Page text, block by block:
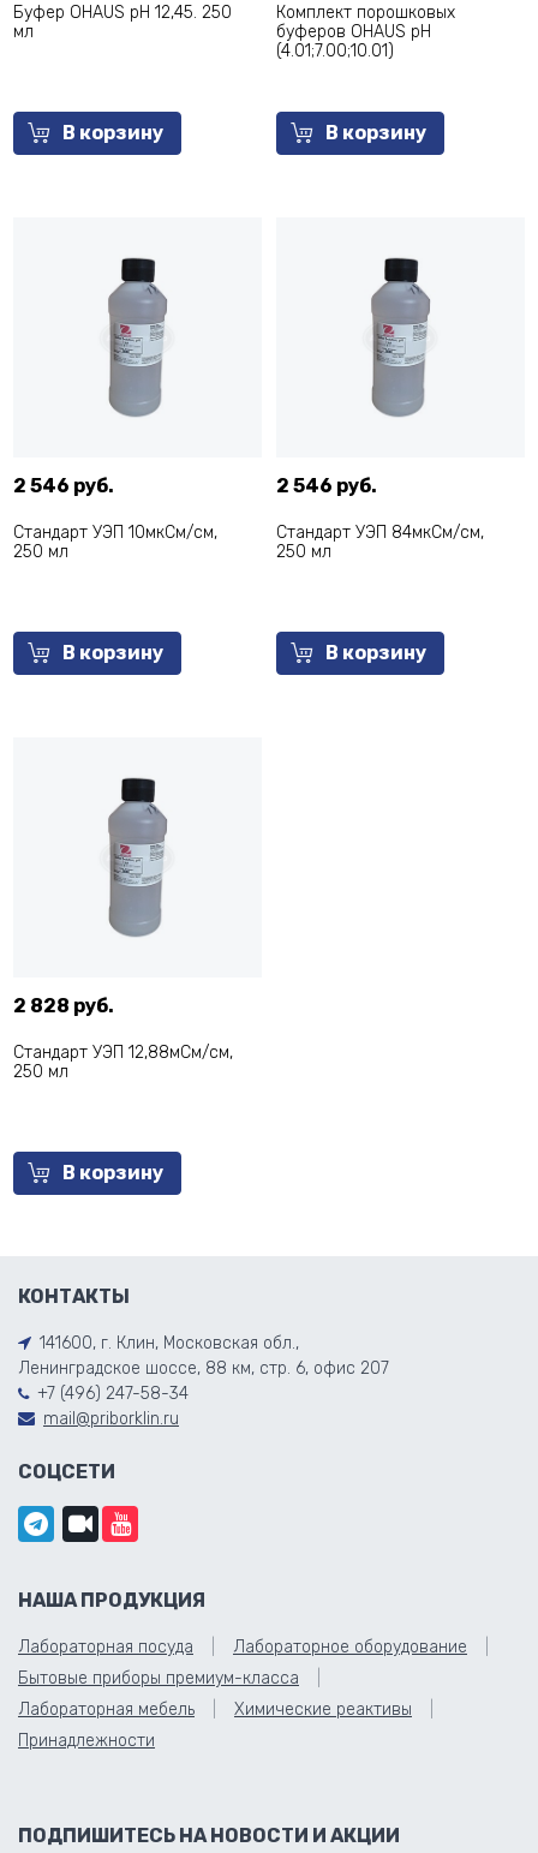
Буфер OHAUS pH 12,45. 250
мл
В корзину
Комплект порошковых
буферов OHAUS pH
(4.01;7.00;10.01)
В корзину
2 546 руб.
Стандарт УЭП 10мкСм/см,
250 мл
В корзину
2 546 руб.
Стандарт УЭП 84мкСм/см,
250 мл
В корзину
2 828 руб.
Стандарт УЭП 12,88мСм/см,
250 мл
В корзину
КОНТАКТЫ
141600, г. Клин, Московская обл.,
Ленинградское шоссе, 88 км, стр. 6, офис 207
+7 (496) 247-58-34
mail@priborklin.ru
СОЦСЕТИ
НАША ПРОДУКЦИЯ
Лабораторная посуда
Лабораторное оборудование
Бытовые приборы премиум-класса
Лабораторная мебель
Химические реактивы
Принадлежности
ПОДПИШИТЕСЬ НА НОВОСТИ И АКЦИИ